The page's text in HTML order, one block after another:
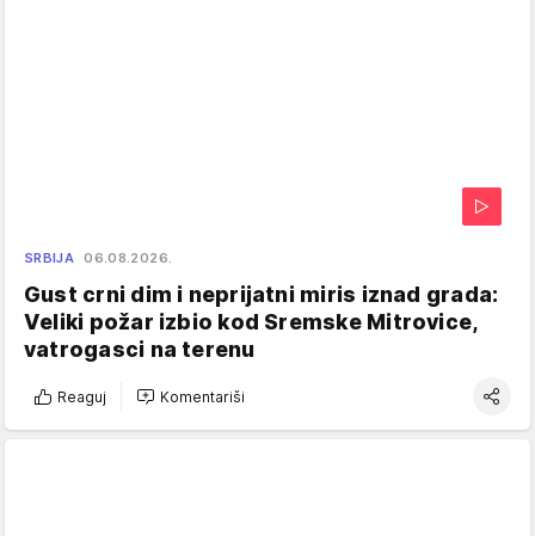
SRBIJA 06.08.2026.
Gust crni dim i neprijatni miris iznad grada:
Veliki požar izbio kod Sremske Mitrovice,
vatrogasci na terenu
Reaguj Komentariši